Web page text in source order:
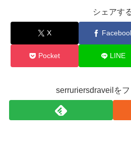
シェアす
X
Pocket LINE
serruriersdraveilを